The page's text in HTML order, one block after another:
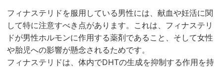
フィナステリドを服用している男性には、献血や妊活に関
して特に注意すべき点があります。これは、フィナステリ
ドが男性ホルモンに作用する薬剤であること、そして女性
や胎児への影響が懸念されるためです。
フィナステリドは、体内でDHTの生成を抑制する作用を持